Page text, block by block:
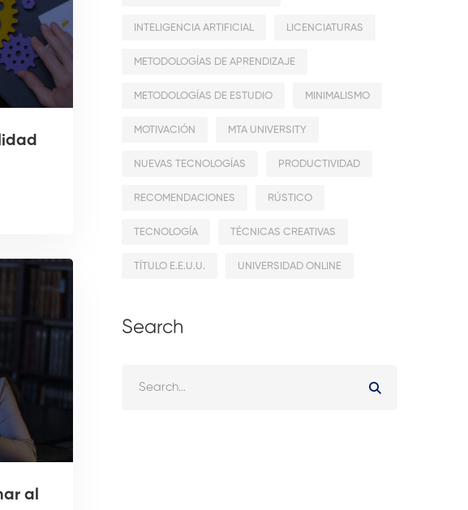
al
INTELIGENCIA ARTIFICIAL LICENCIATURAS
METODOLOGÍAS DE APRENDIZAJE
METODOLOGÍAS DE ESTUDIO MINIMALISMO
MOTIVACIÓN MTA UNIVERSITY
NUEVAS TECNOLOGÍAS PRODUCTIVIDAD
RECOMENDACIONES RÚSTICO
TECNOLOGÍA TÉCNICAS CREATIVAS
TÍTULO E.E.U.U. UNIVERSIDAD ONLINE
Search